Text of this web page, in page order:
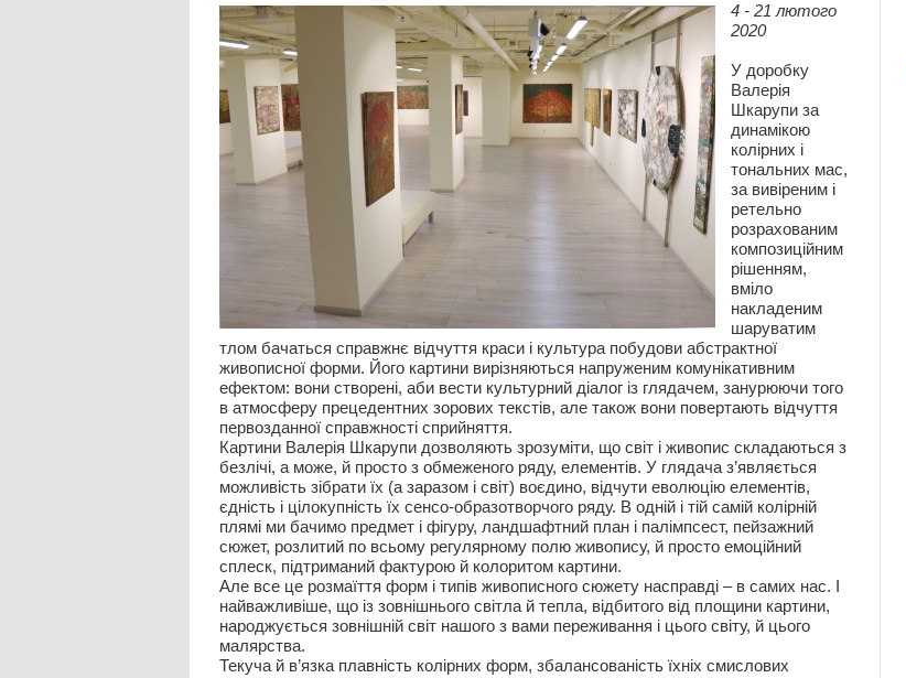
4 - 21 лютого
2020
У доробку
Валерія
Шкарупи за
динамікою
колірних і
тональних мас,
за вивіреним і
ретельно
розрахованим
композиційним
рішенням,
вміло
накладеним
шаруватим
тлом бачаться справжнє відчуття краси і культура побудови абстрактної
живописної форми. Його картини вирізняються напруженим комунікативним
ефектом: вони створені, аби вести культурний діалог із глядачем, занурюючи того
в атмосферу прецедентних зорових текстів, але також вони повертають відчуття
первозданної справжності сприйняття.
Картини Валерія Шкарупи дозволяють зрозуміти, що світ і живопис складаються з
безлічі, а може, й просто з обмеженого ряду, елементів. У глядача з’являється
можливість зібрати їх (а заразом і світ) воєдино, відчути еволюцію елементів,
єдність і цілокупність їх сенсо-образотворчого ряду. В одній і тій самій колірній
плямі ми бачимо предмет і фігуру, ландшафтний план і палімпсест, пейзажний
сюжет, розлитий по всьому регулярному полю живопису, й просто емоційний
сплеск, підтриманий фактурою й колоритом картини.
Але все це розмаїття форм і типів живописного сюжету насправді – в самих нас. І
найважливіше, що із зовнішнього світла й тепла, відбитого від площини картини,
народжується зовнішній світ нашого з вами переживання і цього світу, й цього
малярства.
Текуча й в’язка плавність колірних форм, збалансованість їхніх смислових